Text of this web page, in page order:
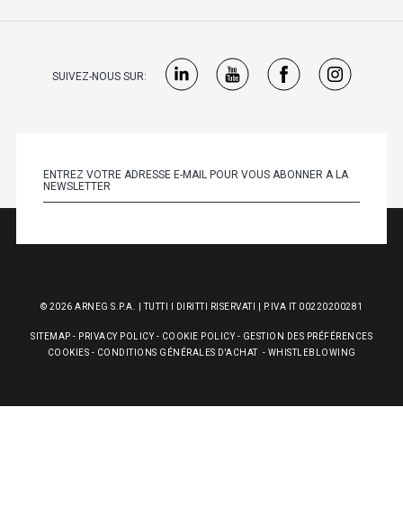
SUIVEZ-NOUS SUR:
© 2026 ARNEG S.P.A. | TUTTI I DIRITTI RISERVATI | P.IVA IT 00220200281
SITEMAP - PRIVACY POLICY - COOKIE POLICY - GESTION DES PRÉFÉRENCES
COOKIES - CONDITIONS GÉNÉRALES D'ACHAT - WHISTLEBLOWING